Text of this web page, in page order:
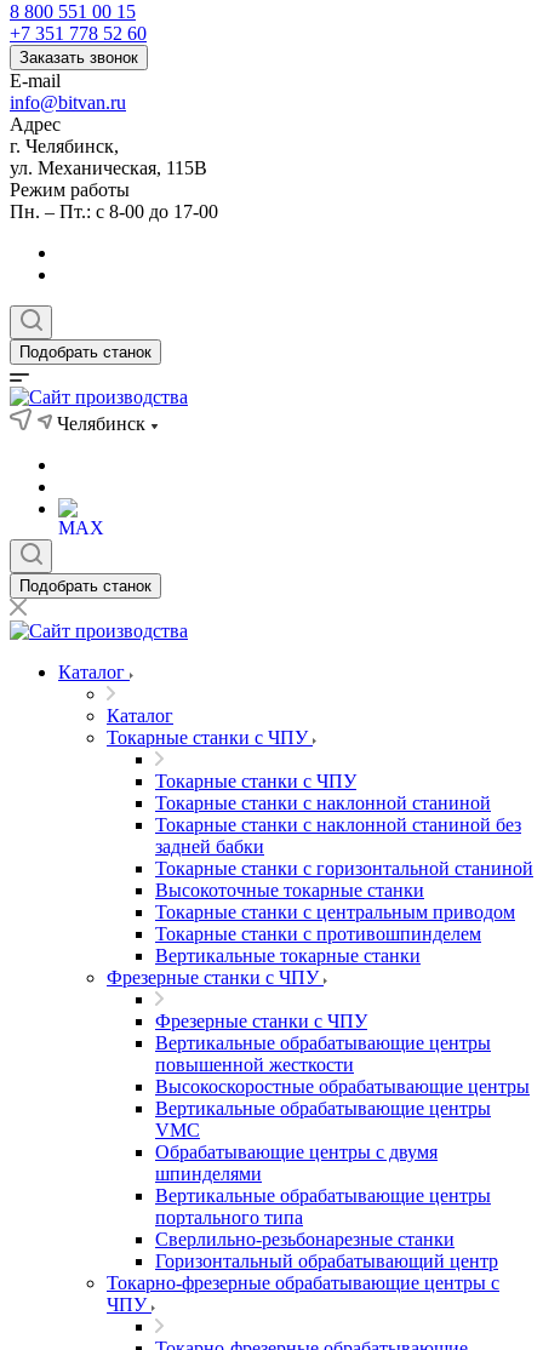
8 800 551 00 15
+7 351 778 52 60
Заказать звонок
E-mail
info@bitvan.ru
Адрес
г. Челябинск,
ул. Механическая, 115В
Режим работы
Пн. – Пт.: с 8-00 до 17-00
Подобрать станок
Челябинск
Подобрать станок
Каталог
Каталог
Токарные станки с ЧПУ
Токарные станки с ЧПУ
Токарные станки с наклонной станиной
Токарные станки с наклонной станиной без
задней бабки
Токарные станки с горизонтальной станиной
Высокоточные токарные станки
Токарные станки с центральным приводом
Токарные станки с противошпинделем
Вертикальные токарные станки
Фрезерные станки с ЧПУ
Фрезерные станки с ЧПУ
Вертикальные обрабатывающие центры
повышенной жесткости
Высокоскоростные обрабатывающие центры
Вертикальные обрабатывающие центры
VMC
Обрабатывающие центры с двумя
шпинделями
Вертикальные обрабатывающие центры
портального типа
Сверлильно-резьбонарезные станки
Горизонтальный обрабатывающий центр
Токарно-фрезерные обрабатывающие центры с
ЧПУ